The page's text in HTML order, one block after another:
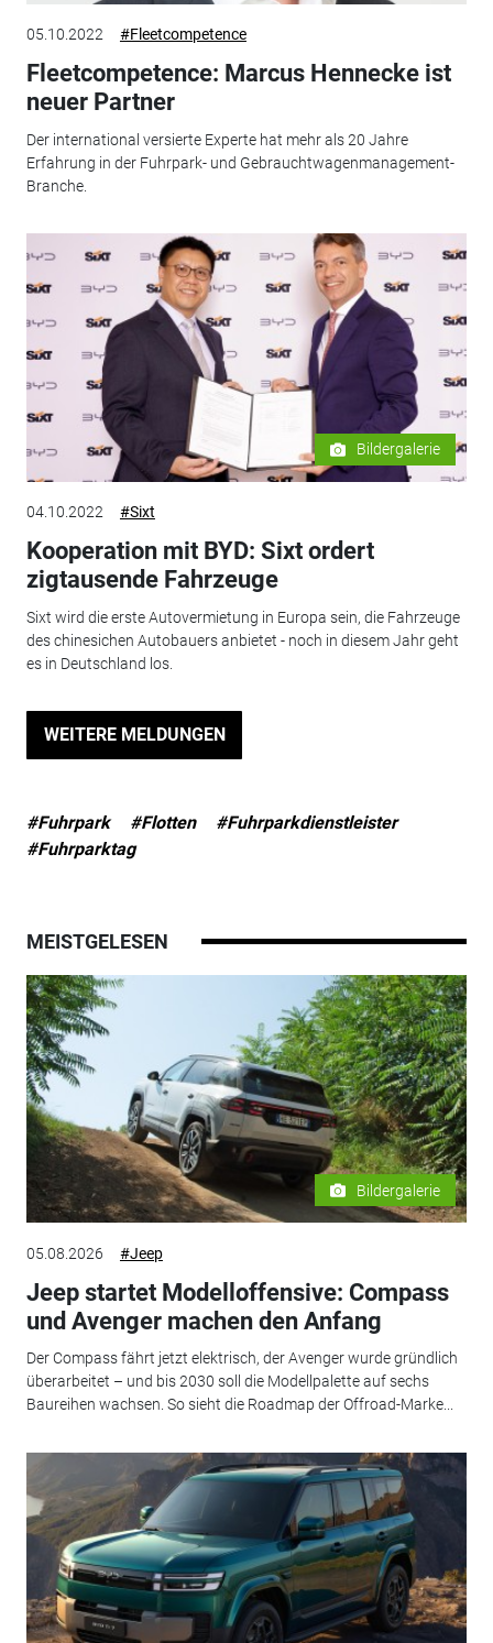
05.10.2022 #Fleetcompetence
Fleetcompetence: Marcus Hennecke ist
neuer Partner
Der international versierte Experte hat mehr als 20 Jahre
Erfahrung in der Fuhrpark- und Gebrauchtwagenmanagement-
Branche.
Bildergalerie
04.10.2022 #Sixt
Kooperation mit BYD: Sixt ordert
zigtausende Fahrzeuge
Sixt wird die erste Autovermietung in Europa sein, die Fahrzeuge
des chinesichen Autobauers anbietet - noch in diesem Jahr geht
es in Deutschland los.
WEITERE MELDUNGEN
#Fuhrpark #Flotten
#Fuhrparkdienstleister
#Fuhrparktag
MEISTGELESEN
Bildergalerie
05.08.2026 #Jeep
Jeep startet Modelloffensive: Compass
und Avenger machen den Anfang
Der Compass fährt jetzt elektrisch, der Avenger wurde gründlich
überarbeitet – und bis 2030 soll die Modellpalette auf sechs
Baureihen wachsen. So sieht die Roadmap der Offroad-Marke...